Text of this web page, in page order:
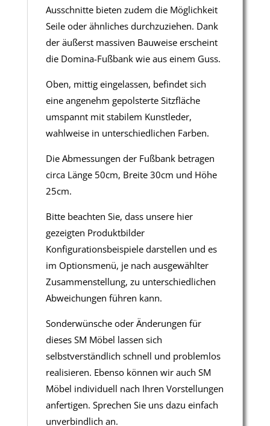
Ausschnitte bieten zudem die Möglichkeit
Seile oder ähnliches durchzuziehen. Dank
der äußerst massiven Bauweise erscheint
die Domina-Fußbank wie aus einem Guss.
Oben, mittig eingelassen, befindet sich
eine angenehm gepolsterte Sitzfläche
umspannt mit stabilem Kunstleder,
wahlweise in unterschiedlichen Farben.
Die Abmessungen der Fußbank betragen
circa Länge 50cm, Breite 30cm und Höhe
25cm.
Bitte beachten Sie, dass unsere hier
gezeigten Produktbilder
Konfigurationsbeispiele darstellen und es
im Optionsmenü, je nach ausgewählter
Zusammenstellung, zu unterschiedlichen
Abweichungen führen kann.
Sonderwünsche oder Änderungen für
dieses SM Möbel lassen sich
selbstverständlich schnell und problemlos
realisieren. Ebenso können wir auch SM
Möbel individuell nach Ihren Vorstellungen
anfertigen. Sprechen Sie uns dazu einfach
unverbindlich an.